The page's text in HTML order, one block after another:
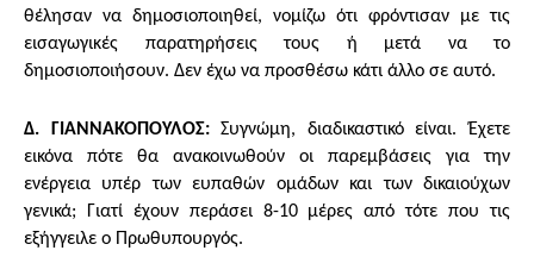
θέλησαν να δημοσιοποιηθεί, νομίζω ότι φρόντισαν με τις
εισαγωγικές παρατηρήσεις τους ή μετά να το
δημοσιοποιήσουν. Δεν έχω να προσθέσω κάτι άλλο σε αυτό.
Δ. ΓΙΑΝΝΑΚΟΠΟΥΛΟΣ:Συγνώμη, διαδικαστικό είναι. Έχετε
εικόνα πότε θα ανακοινωθούν οι παρεμβάσεις για την
ενέργεια υπέρ των ευπαθών ομάδων και των δικαιούχων
γενικά; Γιατί έχουν περάσει 8-10 μέρες από τότε που τις
εξήγγειλε ο Πρωθυπουργός.